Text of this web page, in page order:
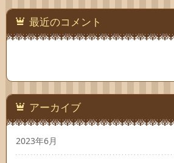
最近のコメント
アーカイブ
2023年6月